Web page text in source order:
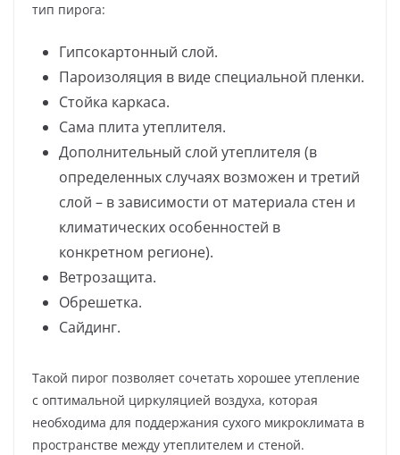
тип пирога:
Гипсокартонный слой.
Пароизоляция в виде специальной пленки.
Стойка каркаса.
Сама плита утеплителя.
Дополнительный слой утеплителя (в
определенных случаях возможен и третий
слой – в зависимости от материала стен и
климатических особенностей в
конкретном регионе).
Ветрозащита.
Обрешетка.
Сайдинг.
Такой пирог позволяет сочетать хорошее утепление
с оптимальной циркуляцией воздуха, которая
необходима для поддержания сухого микроклимата в
пространстве между утеплителем и стеной.